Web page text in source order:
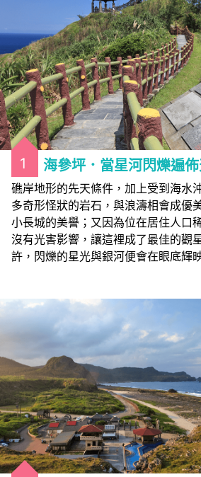
1 海參坪．當星河閃爍遍
礁岸地形的先天條件，加上受到海水
多奇形怪狀的岩石，與浪濤相會成優
小長城的美譽；又因為位在居住人口
沒有光害影響，讓這裡成了最佳的觀
許，閃爍的星光與銀河便會在眼底輝